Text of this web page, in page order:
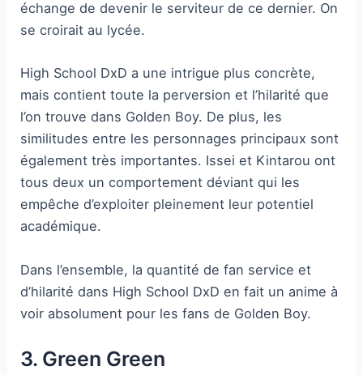
échange de devenir le serviteur de ce dernier. On
se croirait au lycée.
High School DxD a une intrigue plus concrète,
mais contient toute la perversion et l’hilarité que
l’on trouve dans Golden Boy. De plus, les
similitudes entre les personnages principaux sont
également très importantes. Issei et Kintarou ont
tous deux un comportement déviant qui les
empêche d’exploiter pleinement leur potentiel
académique.
Dans l’ensemble, la quantité de fan service et
d’hilarité dans High School DxD en fait un anime à
voir absolument pour les fans de Golden Boy.
3. Green Green